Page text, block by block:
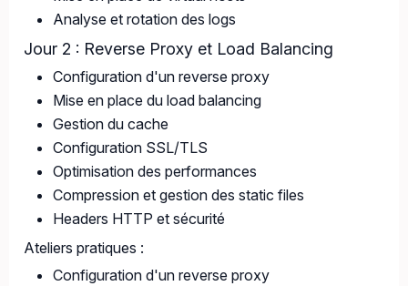
Analyse et rotation des logs
Jour 2 : Reverse Proxy et Load Balancing
Configuration d'un reverse proxy
Mise en place du load balancing
Gestion du cache
Configuration SSL/TLS
Optimisation des performances
Compression et gestion des static files
Headers HTTP et sécurité
Ateliers pratiques :
Configuration d'un reverse proxy